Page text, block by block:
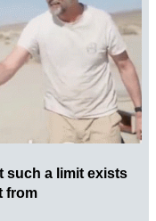
such a limit exists
from